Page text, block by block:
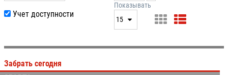
производитель
дата
цена
артикул
Учет доступности
Показывать
15
25
Забрать сегодня